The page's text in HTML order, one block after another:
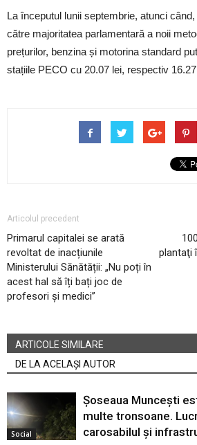
La începutul lunii septembrie, atunci
către majoritatea parlamentară a noii
prețurilor, benzina și motorina standard
stațiile PECO cu 20.07 lei, respectiv
Articolul precedent
Primarul capitalei se arată
revoltat de inacțiunile
Ministerului Sănătății: „Nu poți în
acest hal să îți bați joc de
profesori și medici”
plantaţi
ARTICOLE SIMILARE
DE LA ACELAȘI AUTOR
Social
Șoseaua Muncești
multe tronsoane.
carosabilul și